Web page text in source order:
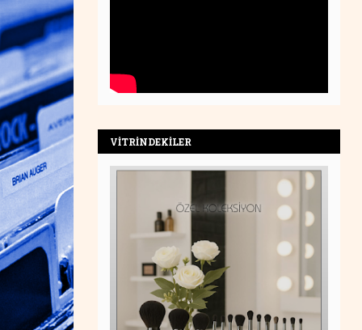
VİTRİNDEKİLER